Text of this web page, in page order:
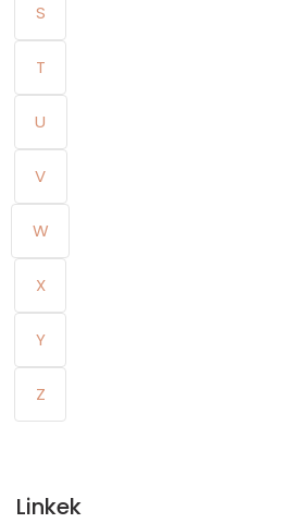
S
T
U
V
W
X
Y
Z
Linkek